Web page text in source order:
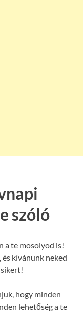
szóló
a te mosolyod is!
kívánunk neked
hogy minden
lehetőség a te